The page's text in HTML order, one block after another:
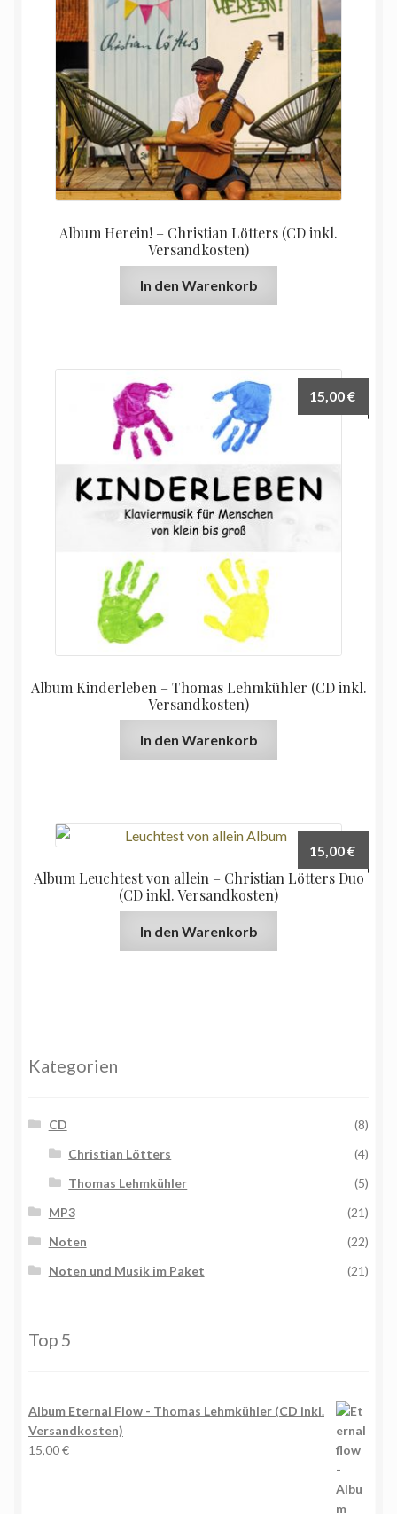
Album Herein! – Christian Lötters (CD inkl.
Versandkosten)
In den Warenkorb
Album Kinderleben – Thomas Lehmkühler (CD inkl.
Versandkosten)
15,00€
In den Warenkorb
Album Leuchtest von allein – Christian Lötters Duo
(CD inkl. Versandkosten)
15,00€
In den Warenkorb
Kategorien
CD
(8)
Christian Lötters
(4)
Thomas Lehmkühler
(5)
MP3
(21)
Noten
(22)
Noten und Musik im Paket
(21)
Top 5
Album Eternal Flow - Thomas Lehmkühler (CD inkl.
Versandkosten)
15,00€